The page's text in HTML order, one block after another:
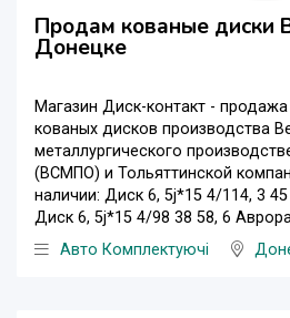
Продам кованые
Донецке
Магазин Диск-контакт -
кованых дисков производства
металлургического
(ВСМПО) и Тольяттинской
наличии: Диск 6, 5j*15 4/114, 3
Диск 6, 5j*15 4/98 38 58, 6
Авто Комплектуючі